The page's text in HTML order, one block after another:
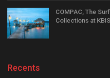
COMPAC, The
Collections at
Recents